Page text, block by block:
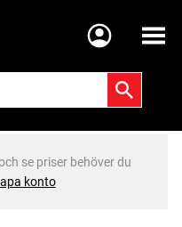
Meny
se priser behöver du
konto